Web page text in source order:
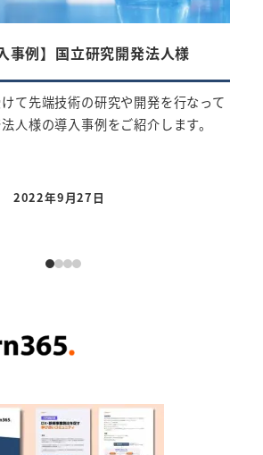
事例】国立研究開発法人様
て先端技術の研究や開発を行なって
人様の導入事例をご紹介します。
投稿日
2022年9月27日